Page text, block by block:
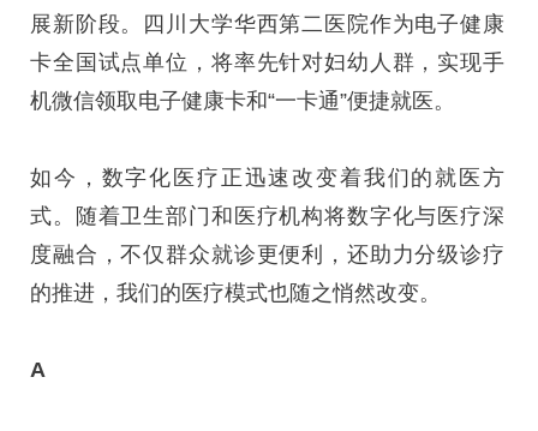
展新阶段。四川大学华西第二医院作为电子健康
卡全国试点单位，将率先针对妇幼人群，实现手
机微信领取电子健康卡和“一卡通”便捷就医。
如今，数字化医疗正迅速改变着我们的就医方
式。随着卫生部门和医疗机构将数字化与医疗深
度融合，不仅群众就诊更便利，还助力分级诊疗
的推进，我们的医疗模式也随之悄然改变。
A